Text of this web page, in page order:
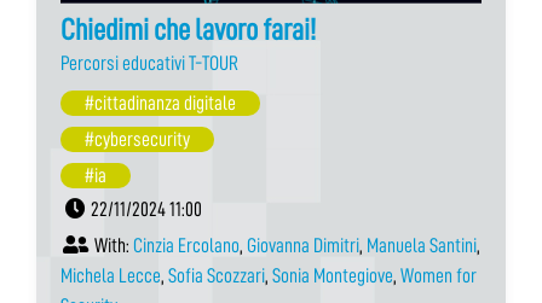
Chiedimi che lavoro farai!
Percorsi educativi T-TOUR
#cittadinanza digitale
#cybersecurity
#ia
22/11/2024 11:00
With: Cinzia Ercolano, Giovanna Dimitri, Manuela Santini,
Michela Lecce, Sofia Scozzari, Sonia Montegiove, Women for